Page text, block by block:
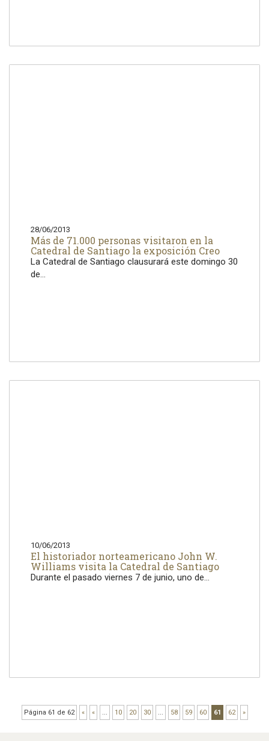
28/06/2013
Más de 71.000 personas visitaron en la
Catedral de Santiago la exposición Creo
La Catedral de Santiago clausurará este domingo 30
de...
10/06/2013
El historiador norteamericano John W.
Williams visita la Catedral de Santiago
Durante el pasado viernes 7 de junio, uno de...
Página 61 de 62 « « ... 10 20 30 ... 58 59 60 61 62 »